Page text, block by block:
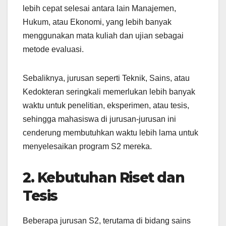
lebih cepat selesai antara lain Manajemen,
Hukum, atau Ekonomi, yang lebih banyak
menggunakan mata kuliah dan ujian sebagai
metode evaluasi.
Sebaliknya, jurusan seperti Teknik, Sains, atau
Kedokteran seringkali memerlukan lebih banyak
waktu untuk penelitian, eksperimen, atau tesis,
sehingga mahasiswa di jurusan-jurusan ini
cenderung membutuhkan waktu lebih lama untuk
menyelesaikan program S2 mereka.
2. Kebutuhan Riset dan
Tesis
Beberapa jurusan S2, terutama di bidang sains